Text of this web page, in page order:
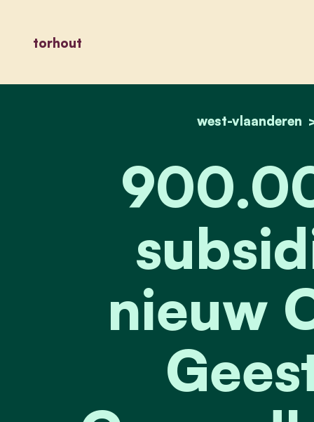
torhout
west-vlaanderen
nieuw